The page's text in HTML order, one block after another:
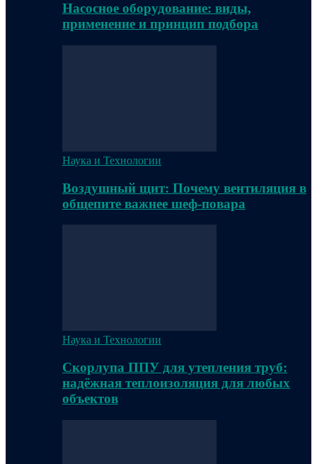
Насосное оборудование: виды,
применение и принцип подбора
Наука и Технологии
Воздушный щит: Почему вентиляция в
общепите важнее шеф-повара
Наука и Технологии
Скорлупа ППУ для утепления труб:
надёжная теплоизоляция для любых
объектов